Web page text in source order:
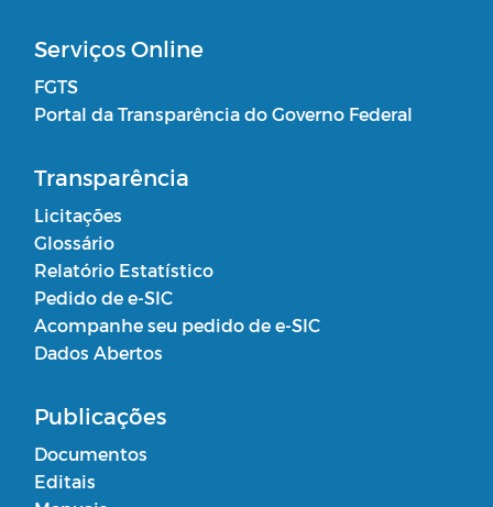
Serviços Online
FGTS
Portal da Transparência do Governo Federal
Transparência
Licitações
Glossário
Relatório Estatístico
Pedido de e-SIC
Acompanhe seu pedido de e-SIC
Dados Abertos
Publicações
Documentos
Editais